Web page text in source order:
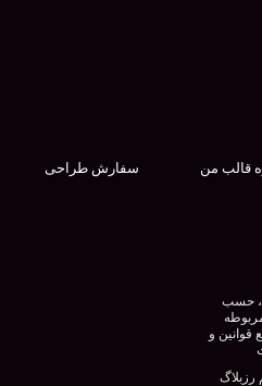
سفارش طراحی قالب من
حسب
قوانين و
رزبلاگ